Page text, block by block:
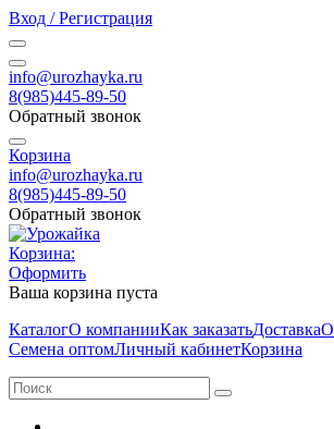
Вход / Регистрация
info@urozhayka.ru
8(985)445-89-50
Обратный звонок
Корзина
info@urozhayka.ru
8(985)445-89-50
Обратный звонок
Корзина:
Оформить
Ваша корзина пуста
КаталогО компанииКак заказатьДоставка
Семена оптомЛичный кабинетКорзина